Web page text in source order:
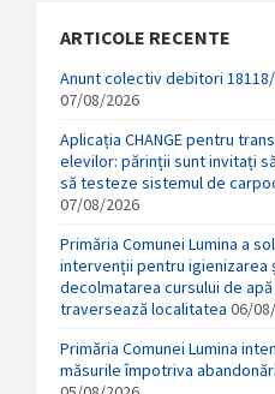
ARTICOLE RECENTE
Anunt colectiv debitori 18118/
07/08/2026
Aplicația CHANGE pentru
elevilor: părinții sunt invitați
să testeze sistemul de
07/08/2026
Primăria Comunei Lumina a
intervenții pentru igienizarea
decolmatarea cursului de
traversează localitatea 06/
Primăria Comunei Lumina
măsurile împotriva